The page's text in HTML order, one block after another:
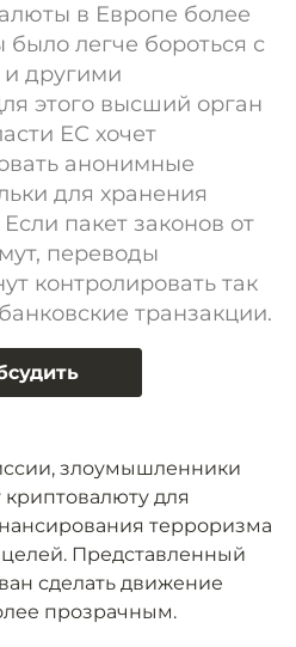
в Европе более
легче бороться с
другими
этого высший орган
ЕС хочет
анонимные
для хранения
пакет законов от
переводы
контролировать так
транзакции.
злоумышленники
для
терроризма
Представленный
сделать движение
прозрачным.